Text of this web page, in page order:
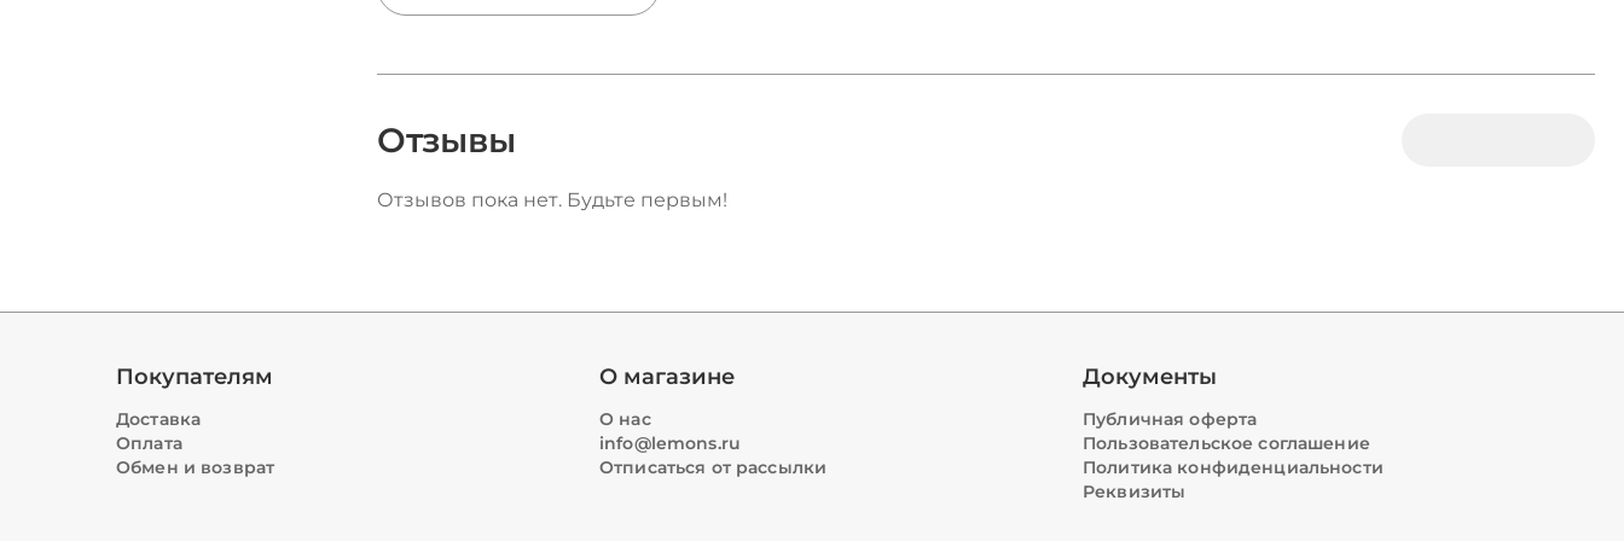
страз и подсказываем,
костюмов, одежды и
маникюра.
Отзывы
Отзывов пока нет. Будьте первым!
Покупателям
Доставка
Оплата
Обмен и возврат
О магазине
О нас
info@lemons.ru
Отписаться от рассылки
Документы
Публичная оферта
Пользовательское соглашение
Политика конфиденциальности
Реквизиты